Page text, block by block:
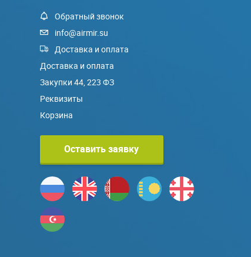
Обратный звонок
info@airmir.su
Доставка и оплата
Доставка и оплата
Закупки 44, 223 ФЗ
Реквизиты
Корзина
Оставить заявку